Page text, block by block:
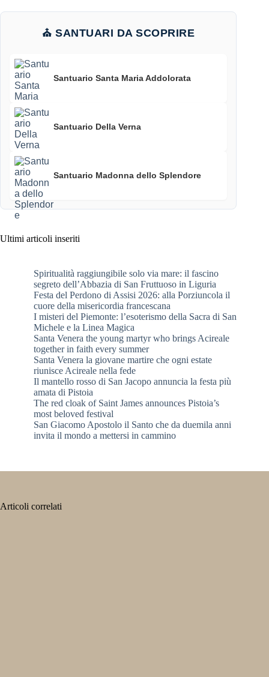
⛪ SANTUARI DA SCOPRIRE
Santuario Santa Maria Addolorata
Santuario Della Verna
Santuario Madonna dello Splendore
Ultimi articoli inseriti
Spiritualità raggiungibile solo via mare: il fascino
segreto dell’Abbazia di San Fruttuoso in Liguria
Festa del Perdono di Assisi 2026: alla Porziuncola il
cuore della misericordia francescana
I misteri del Piemonte: l’esoterismo della Sacra di San
Michele e la Linea Magica
Santa Venera the young martyr who brings Acireale
together in faith every summer
Santa Venera la giovane martire che ogni estate
riunisce Acireale nella fede
Il mantello rosso di San Jacopo annuncia la festa più
amata di Pistoia
The red cloak of Saint James announces Pistoia’s
most beloved festival
San Giacomo Apostolo il Santo che da duemila anni
invita il mondo a mettersi in cammino
Articoli correlati